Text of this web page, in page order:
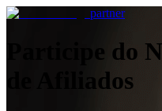
partner
Participe do
de Afiliados